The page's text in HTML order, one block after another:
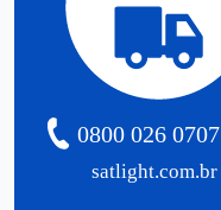
satlight.com.br
0800 026 0707